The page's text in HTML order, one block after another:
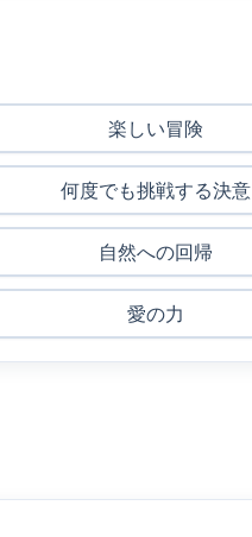
楽しい冒険
何度でも挑戦する決意
自然への回帰
愛の力